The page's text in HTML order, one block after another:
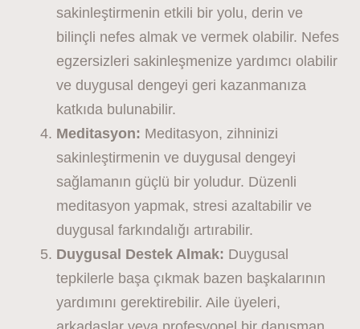
sakinleştirmenin etkili bir yolu, derin ve
bilinçli nefes almak ve vermek olabilir. Nefes
egzersizleri sakinleşmenize yardımcı olabilir
ve duygusal dengeyi geri kazanmanıza
katkıda bulunabilir.
Meditasyon: Meditasyon, zihninizi
sakinleştirmenin ve duygusal dengeyi
sağlamanın güçlü bir yoludur. Düzenli
meditasyon yapmak, stresi azaltabilir ve
duygusal farkındalığı artırabilir.
Duygusal Destek Almak: Duygusal
tepkilerle başa çıkmak bazen başkalarının
yardımını gerektirebilir. Aile üyeleri,